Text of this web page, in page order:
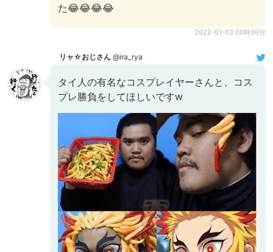
た😂😂😂😂
2022-01-03 00時30分
リャ☆おじさん @ira_rya
タイ人の有名なコスプレイヤーさんと、コス
プレ勝負をしてほしいですw